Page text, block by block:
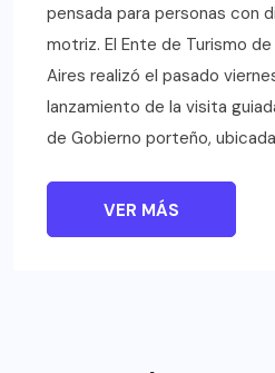
pensada para personas con
motriz. El Ente de Turismo
Aires realizó el pasado
lanzamiento de la visita
de Gobierno porteño,
VER MÁS